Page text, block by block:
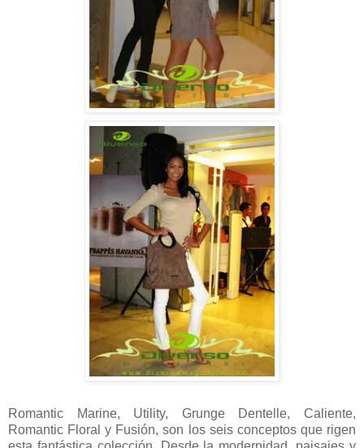
Romantic Marine, Utility, Grunge Dentelle, Caliente,
Romantic Floral y Fusión, son los seis conceptos que rigen